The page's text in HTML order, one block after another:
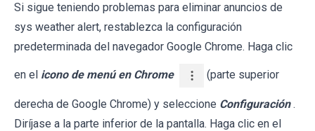
Si sigue teniendo problemas para eliminar anuncios de
sys weather alert, restablezca la configuración
predeterminada del navegador Google Chrome. Haga clic
en el icono de menú en Chrome (parte superior
derecha de Google Chrome) y seleccione Configuración .
Diríjase a la parte inferior de la pantalla. Haga clic en el